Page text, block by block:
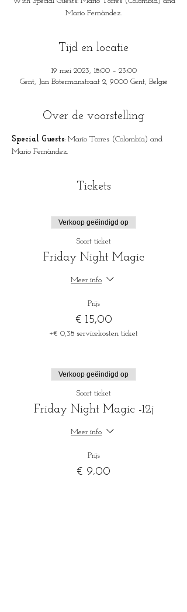
Mario Fernàndez.
Tijd en locatie
19 mei 2023, 18:00 – 23:00
Gent, Jan Botermanstraat 2, 9000 Gent, België
Over de voorstelling
Special Guests: Mario Torres (Colombia) and
Mario Fernàndez.
Tickets
Verkoop geëindigd op
Soort ticket
Friday Night Magic
Meer info
Prijs
€ 15,00
+€ 0,38 servicekosten ticket
Verkoop geëindigd op
Soort ticket
Friday Night Magic -12j
Meer info
Prijs
€ 9,00